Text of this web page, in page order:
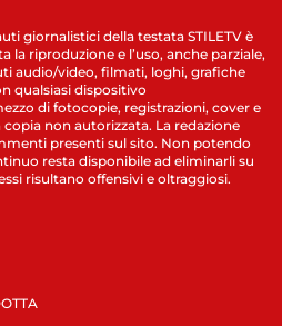
giornalistici della testata STILETV è
la riproduzione e l’uso, anche parziale,
audio/video, filmati, loghi, grafiche
qualsiasi dispositivo
di fotocopie, registrazioni, cover e
non autorizzata. La redazione
presenti sul sito. Non potendo
resta disponibile ad eliminarli su
risultano offensivi e oltraggiosi.